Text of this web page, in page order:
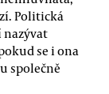
Politická
se i ona
společně